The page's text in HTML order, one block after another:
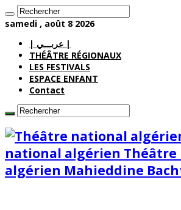
samedi , août 8 2026
| عربـــي |
THÉÂTRE RÉGIONAUX
LES FESTIVALS
ESPACE ENFANT
Contact
national algérien
algérien Mahieddine